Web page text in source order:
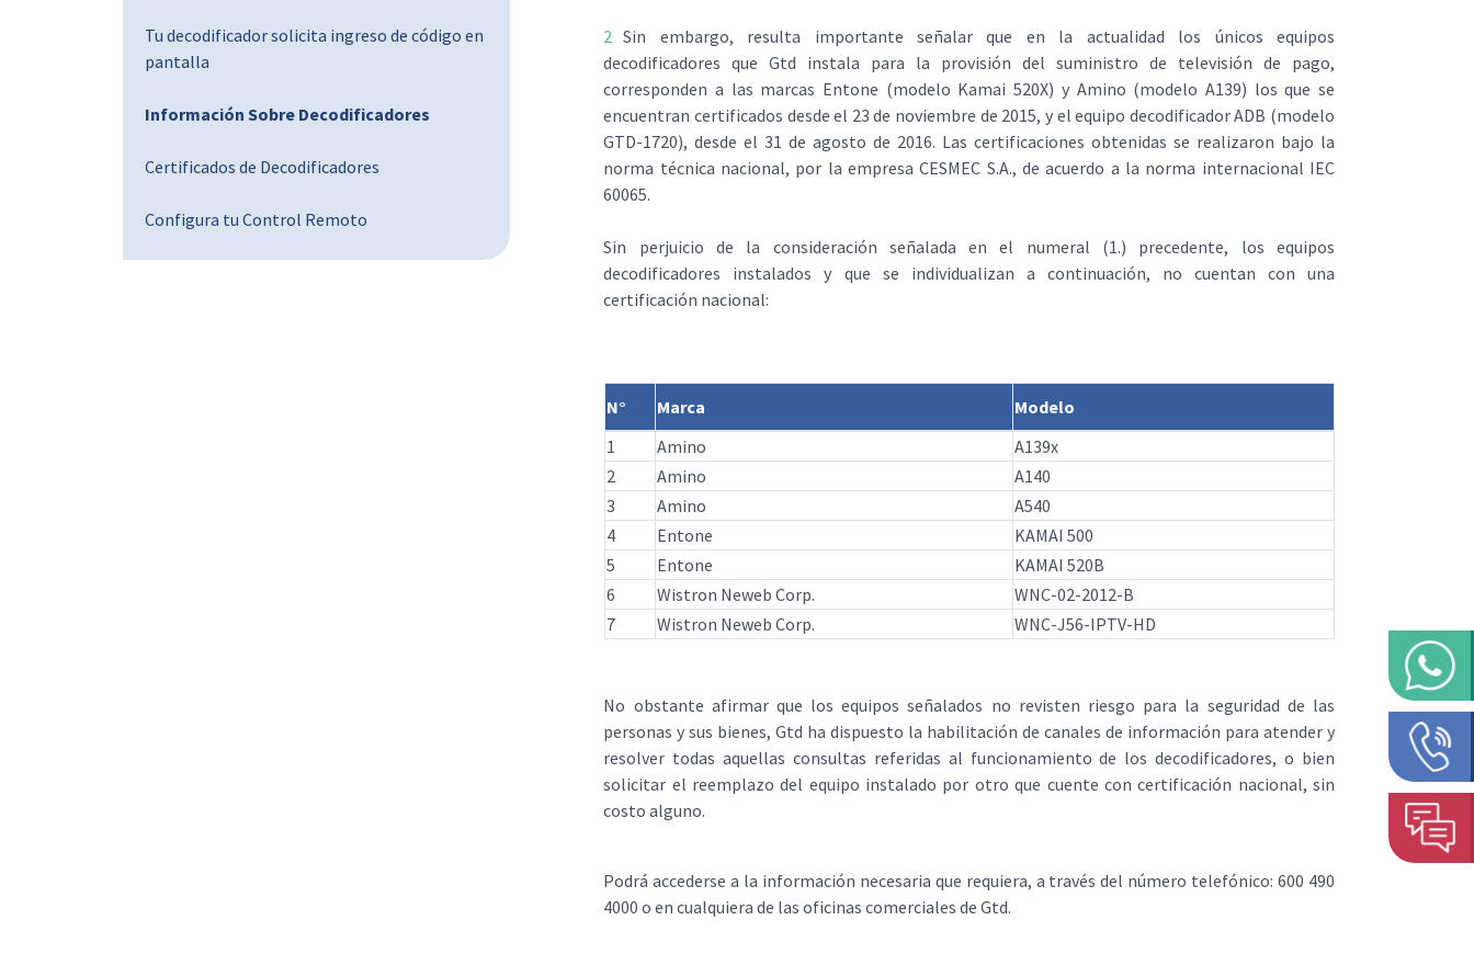
Tu decodificador solicita ingreso de código en
pantalla
Información Sobre Decodificadores
Certificados de Decodificadores
Configura tu Control Remoto
Sin embargo, resulta importante señalar que en la actualidad los únicos equipos
decodificadores que Gtd instala para la provisión del suministro de televisión de pago,
corresponden a las marcas Entone (modelo Kamai 520X) y Amino (modelo A139) los que se
encuentran certificados desde el 23 de noviembre de 2015, y el equipo decodificador ADB (modelo
GTD-1720), desde el 31 de agosto de 2016. Las certificaciones obtenidas se realizaron bajo la
norma técnica nacional, por la empresa CESMEC S.A., de acuerdo a la norma internacional IEC
60065.
Sin perjuicio de la consideración señalada en el numeral (1.) precedente, los equipos
decodificadores instalados y que se individualizan a continuación, no cuentan con una
certificación nacional:
N° Marca
Modelo
1
Amino
A139x
2
Amino
A140
3
Amino
A540
4
Entone
KAMAI 500
5
Entone
KAMAI 520B
6
Wistron Neweb Corp.
WNC-02-2012-B
7
Wistron Neweb Corp. WNC-J56-IPTV-HD
No obstante afirmar que los equipos señalados no revisten riesgo para la seguridad de las
personas y sus bienes, Gtd ha dispuesto la habilitación de canales de información para atender y
resolver todas aquellas consultas referidas al funcionamiento de los decodificadores, o bien
solicitar el reemplazo del equipo instalado por otro que cuente con certificación nacional, sin
costo alguno.
Podrá accederse a la información necesaria que requiera, a través del número telefónico: 600 490
4000 o en cualquiera de las oficinas comerciales de Gtd.